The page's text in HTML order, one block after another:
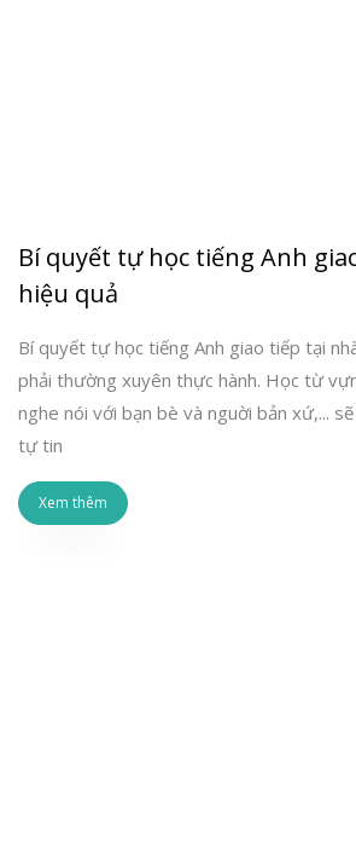
Bí quyết tự học tiếng Anh
hiệu quả
Bí quyết tự học tiếng Anh giao tiếp tại
phải thường xuyên thực hành. Học từ
nghe nói với bạn bè và nguời bản xứ,...
tự tin
Xem thêm